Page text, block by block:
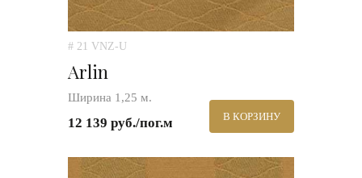
# 21 VNZ-U
Arlin
Ширина 1,25 м.
12 139 руб./пог.м В КОРЗИНУ